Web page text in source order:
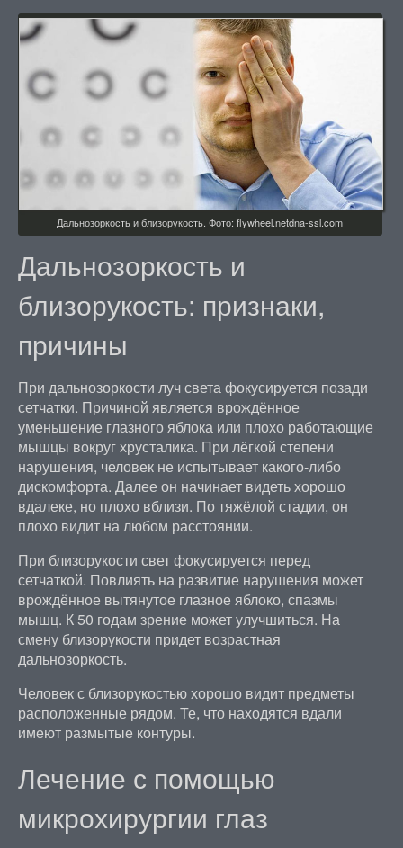
Дальнозоркость и близорукость. Фото: flywheel.netdna-ssl.com
Дальнозоркость и
близорукость: признаки,
причины
При дальнозоркости луч света фокусируется позади
сетчатки. Причиной является врождённое
уменьшение глазного яблока или плохо работающие
мышцы вокруг хрусталика. При лёгкой степени
нарушения, человек не испытывает какого-либо
дискомфорта. Далее он начинает видеть хорошо
вдалеке, но плохо вблизи. По тяжёлой стадии, он
плохо видит на любом расстоянии.
При близорукости свет фокусируется перед
сетчаткой. Повлиять на развитие нарушения может
врождённое вытянутое глазное яблоко, спазмы
мышц. К 50 годам зрение может улучшиться. На
смену близорукости придет возрастная
дальнозоркость.
Человек с близорукостью хорошо видит предметы
расположенные рядом. Те, что находятся вдали
имеют размытые контуры.
Лечение с помощью
микрохирургии глаз